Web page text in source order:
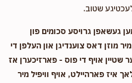
שטוב.
געשאפן גרויסע סכומים פון
מוזן דאס צוענדיגן און העלפן די
שטיין אויף די פוס - פארזיכערן אז
איז פארהיילט, אויף וויפיל מיר